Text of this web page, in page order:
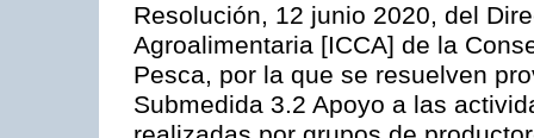
Resolución, 12 junio 2020, del
Agroalimentaria [ICCA] de la
Pesca, por la que se resuelven
Submedida 3.2 Apoyo a las